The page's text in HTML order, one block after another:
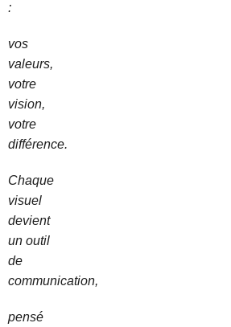
:
vos
valeurs,
votre
vision,
votre
différence.
Chaque
visuel
devient
un outil
de
communication,
pensé